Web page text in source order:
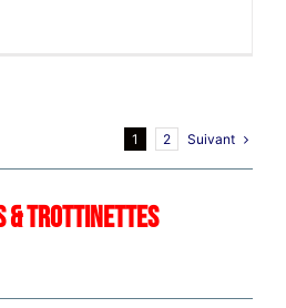
1 2 Suivant
& TROTTINETTES